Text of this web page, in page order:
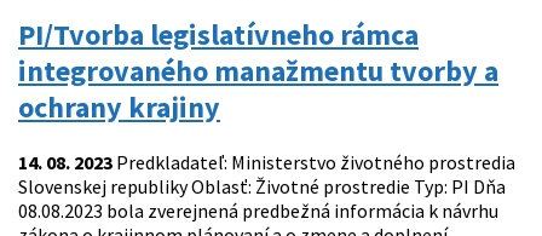
PI/Tvorba legislatívneho rámca
integrovaného manažmentu tvorby a
ochrany krajiny
14. 08. 2023 Predkladateľ: Ministerstvo životného prostredia
Slovenskej republiky Oblasť: Životné prostredie Typ: PI Dňa
08.08.2023 bola zverejnená predbežná informácia k návrhu